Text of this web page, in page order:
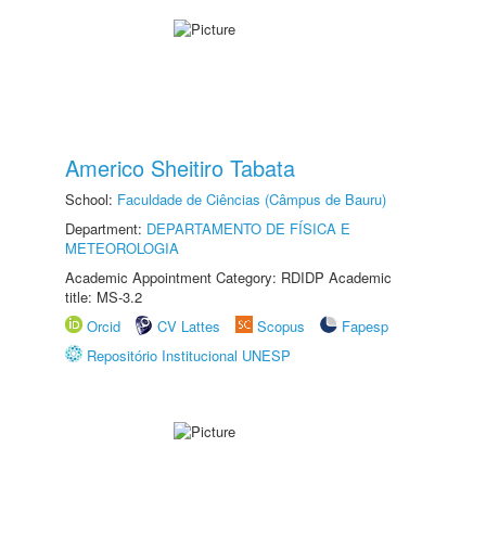
Americo Sheitiro Tabata
School: Faculdade de Ciências (Câmpus de Bauru)
Department: DEPARTAMENTO DE FÍSICA E
METEOROLOGIA
Academic Appointment Category: RDIDP Academic
title: MS-3.2
Orcid
CV Lattes Scopus
Fapesp
Repositório Institucional UNESP